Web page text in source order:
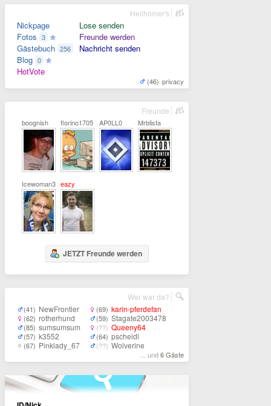
Nickpage
Fotos 3
Gästebuch 256
Blog 0
HotVote
Lose senden
Freunde werden
Nachricht senden
(46) privacy
Hellhomer's
boognish florino1705 AP0LL0 Mrblista
Icewoman30 eazy
JETZT Freunde werden
Freunde
(41) NewFrontier
(62) rotherhund
(85) sumsumsum
(57) k3552
(67) Pinklady_67
(69) karin-pferdefan
(59) Stagate2003478
(??) Queeny64
(64) pscheidl
(??) Wolverine
... und6 Gäste
Wer war da?